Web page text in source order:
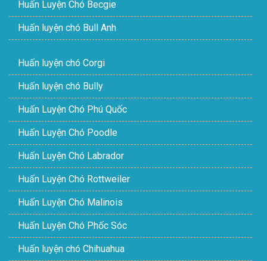
Huấn Luyện Chó Becgie
Huấn luyện chó Bull Anh
Huấn luyện chó Corgi
Huấn luyện chó Bully
Huấn Luyện Chó Phú Quốc
Huấn Luyện Chó Poodle
Huấn Luyện Chó Labrador
Huấn Luyện Chó Rottweiler
Huấn Luyện Chó Malinois
Huấn Luyện Chó Phốc Sóc
Huấn luyện chó Chihuahua